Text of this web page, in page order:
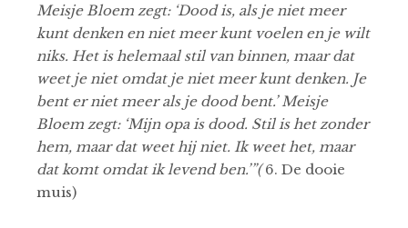
Meisje Bloem zegt: ‘Dood is, als je niet meer
kunt denken en niet meer kunt voelen en je wilt
niks. Het is helemaal stil van binnen, maar dat
weet je niet omdat je niet meer kunt denken. Je
bent er niet meer als je dood bent.’ Meisje
Bloem zegt: ‘Mijn opa is dood. Stil is het zonder
hem, maar dat weet hij niet. Ik weet het, maar
dat komt omdat ik levend ben.’”(6. De dooie
muis)